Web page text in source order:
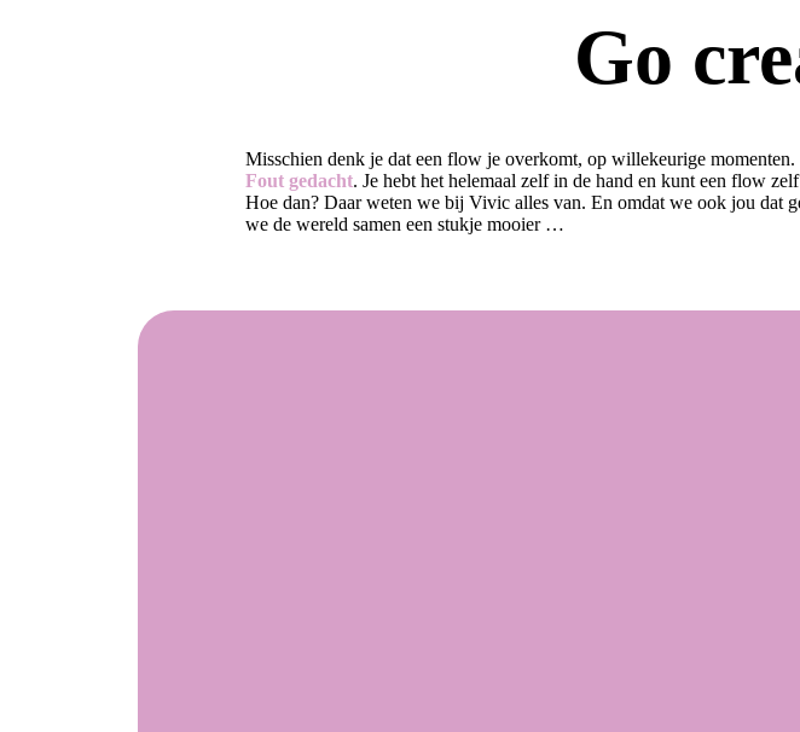
Go
Misschien denk je dat een flow je overkomt, op willekeurige momenten.
Fout gedacht. Je hebt het helemaal zelf in de hand en kunt een flow
Hoe dan? Daar weten we bij Vivic alles van. En omdat we ook jou dat
we de wereld samen een stukje mooier …